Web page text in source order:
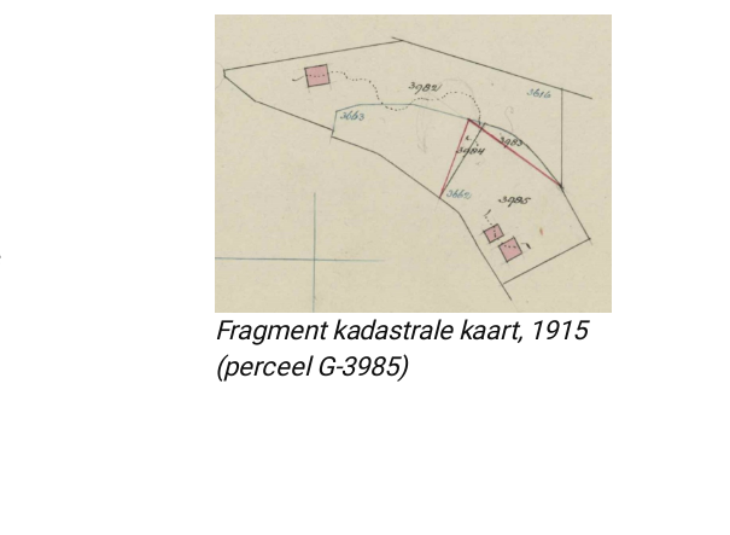
Fragment kadastrale kaart, 1915
(perceel G-3985)